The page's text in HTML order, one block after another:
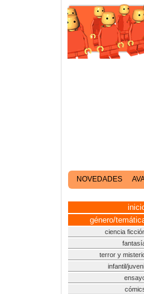
NOVEDADES
género/
ciencia
terror y
infantil/